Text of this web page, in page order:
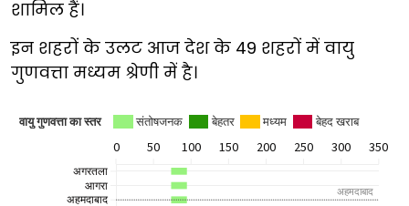
शामिल हैं।
इन शहरों के उलट आज देश के 49 शहरों में वायु
गुणवत्ता मध्यम श्रेणी में है।